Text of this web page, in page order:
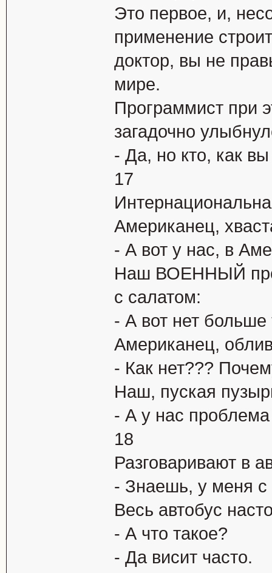
Это первое, и,
применение
доктор, вы не
мире.
Программист при
загадочно
- Да, но кто, как
17
Американец,
- А вот у нас, в
Наш ВОЕННЫЙ
с салатом:
- А вот нет
Американец,
- Как нет???
Наш, пуская
- А у нас
18
Разговаривают в
- Знаешь, у меня с
Весь автобус
- А что такое?
- Да висит часто.